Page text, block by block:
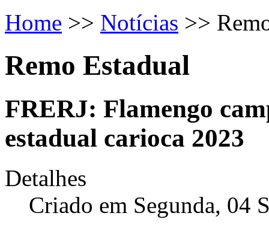
Home >> Notícias >>
Remo Estadual
FRERJ: Flamengo
estadual carioca 2023
Detalhes
Criado em Segunda, 04